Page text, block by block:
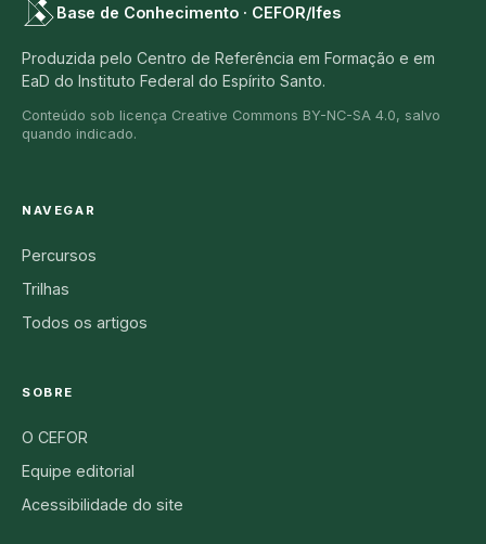
Base de Conhecimento · CEFOR/Ifes
Produzida pelo Centro de Referência em Formação e em
EaD do Instituto Federal do Espírito Santo.
Conteúdo sob licença Creative Commons BY-NC-SA 4.0, salvo
quando indicado.
NAVEGAR
Percursos
Trilhas
Todos os artigos
SOBRE
O CEFOR
Equipe editorial
Acessibilidade do site